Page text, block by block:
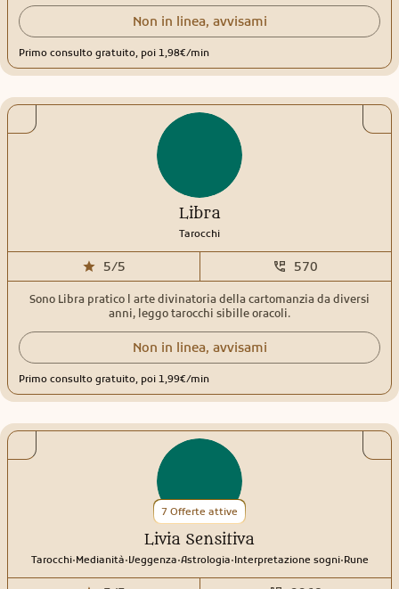
relazionali, le scelte lavorative e le domande che richiedono
maggiore chiarezza. Il mio approccio unisce lo studio della
persona, offrendo strumenti di riflessione e orientamento per
affrontare con maggiore consapevolezza le situazioni della vita.
delle Carte Napoletane • Consulti integrati di astrologia e
cartomanzia • Analisi di temi natali, transiti, rivoluzioni solari e
astrologia oraria • Percorsi personalizzati di approfondimento Ho
studiato in Italia e all'estero con insegnanti di riferimento nel
campo dell'astrologia tradizionale. Le mie principali qualifiche
comprendono: • Astrologa certificata in astrologia ellenistica ed
elettiva • Percorso di tutoraggio permanente in astrologia
medievale islamica e astrologia oraria • Tarologa esoterica Se stai
attraversando un momento di incertezza, desideri comprendere
meglio una relazione, una scelta importante o il periodo che stai
appartenenti a una tradizione secolare. Parallelamente alla mia
attività di consulenza, sono anche insegnante di yoga (500 ore), con
accessibile e yoga ristorativo.
Non in linea, avvisami
Primo consulto gratuito, poi 1,98€/min
Libra
Tarocchi
5/5 570
Sono Libra pratico l arte divinatoria della cartomanzia da diversi
anni, leggo tarocchi sibille oracoli.
Non in linea, avvisami
Primo consulto gratuito, poi 1,99€/min
7 Offerte attive
Livia Sensitiva
Tarocchi.Medianità.Veggenza.Astrologia.Interpretazione sogni.Rune